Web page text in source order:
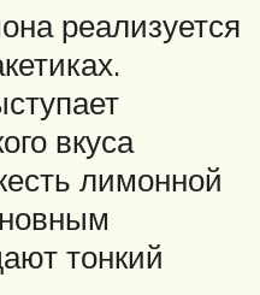
реализуется
вкуса
лимонной
тонкий